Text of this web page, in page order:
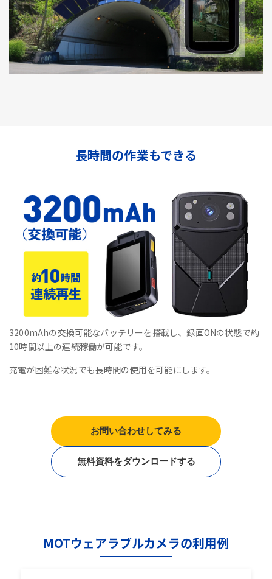
長時間の作業もできる
3200mAhの交換可能なバッテリーを搭載し、録画ONの状態で約
10時間以上の連続稼働が可能です。
充電が困難な状況でも長時間の使用を可能にします。
お問い合わせしてみる
無料資料をダウンロードする
MOTウェアラブルカメラの利用例